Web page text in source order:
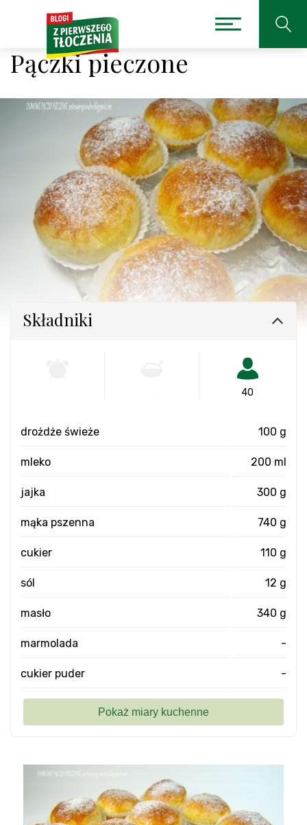
Pączki pieczone
Składniki
40
drożdże świeże 100 g
mleko 200 ml
jajka 300 g
mąka pszenna 740 g
cukier 110 g
sól 12 g
masło 340 g
marmolada -
cukier puder -